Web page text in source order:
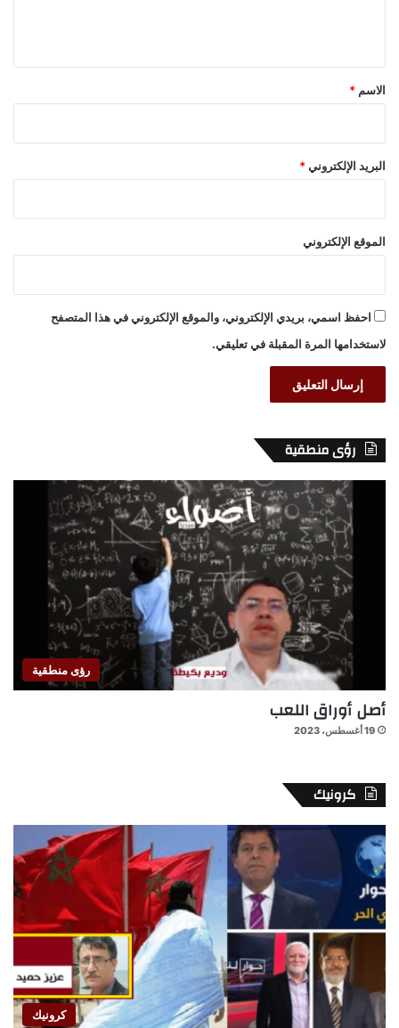
*
الاسم *
البريد الإلكتروني *
الموقع الإلكتروني
احفظ اسمي، بريدي الإلكتروني، والموقع الإلكتروني في هذا المتصفح
لاستخدامها المرة المقبلة في تعليقي.
رؤى منطقية
رؤى منطقية
أصل أوراق اللعب
19 أغسطس، 2023
كرونيك
كرونيك